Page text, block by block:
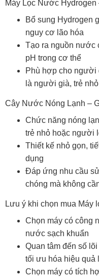
Máy Lọc Nước
Bổ sung Hydrogen
nguy cơ lão hóa
Tạo ra nguồn nước
pH trong cơ thể
Phù hợp cho người
là người già, trẻ nhỏ
Cây Nước Nóng Lạnh –
Chức năng nóng
trẻ nhỏ hoặc người
Thiết kế nhỏ gọn,
dụng
Đáp ứng nhu cầu
chóng mà không
Lưu ý khi chọn mua Máy
Chọn máy có công
nước sạch khuẩn
Quan tâm đến số
tối ưu hóa hiệu quả
Chọn máy có tích